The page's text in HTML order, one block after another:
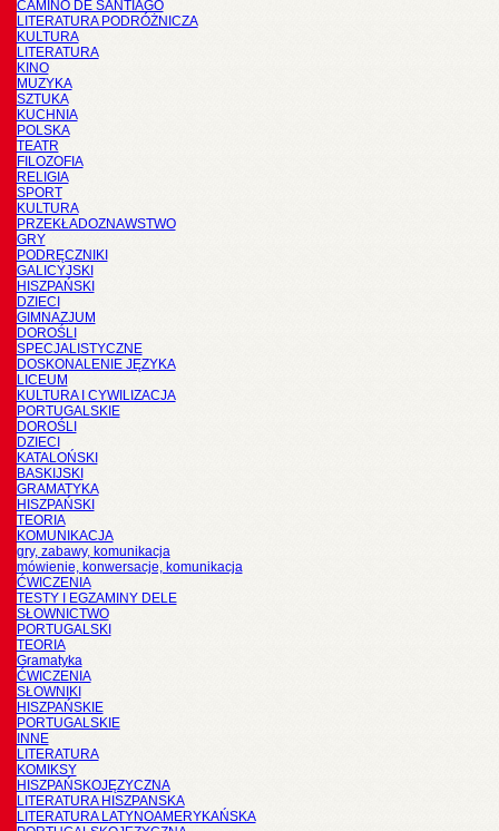
CAMINO DE SANTIAGO
LITERATURA PODRÓŻNICZA
KULTURA
LITERATURA
KINO
MUZYKA
SZTUKA
KUCHNIA
POLSKA
TEATR
FILOZOFIA
RELIGIA
SPORT
KULTURA
PRZEKŁADOZNAWSTWO
GRY
PODRĘCZNIKI
GALICYJSKI
HISZPAŃSKI
DZIECI
GIMNAZJUM
DOROŚLI
SPECJALISTYCZNE
DOSKONALENIE JĘZYKA
LICEUM
KULTURA I CYWILIZACJA
PORTUGALSKIE
DOROŚLI
DZIECI
KATALOŃSKI
BASKIJSKI
GRAMATYKA
HISZPAŃSKI
TEORIA
KOMUNIKACJA
gry, zabawy, komunikacja
mówienie, konwersacje, komunikacja
ĆWICZENIA
TESTY I EGZAMINY DELE
SŁOWNICTWO
PORTUGALSKI
TEORIA
Gramatyka
ĆWICZENIA
SŁOWNIKI
HISZPAŃSKIE
PORTUGALSKIE
INNE
LITERATURA
KOMIKSY
HISZPAŃSKOJĘZYCZNA
LITERATURA HISZPANSKA
LITERATURA LATYNOAMERYKAŃSKA